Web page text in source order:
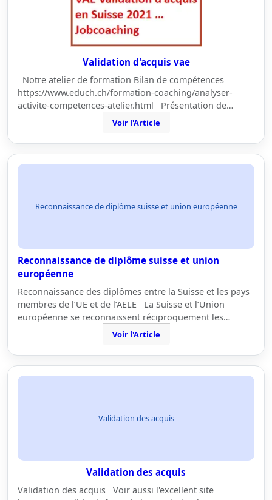
Validation d'acquis vae
Notre atelier de formation Bilan de compétences
https://www.educh.ch/formation-coaching/analyser-
activite-competences-atelier.html Présentation de…
Voir l'Article
Reconnaissance de diplôme suisse et union européenne
Reconnaissance de diplôme suisse et union
européenne
Reconnaissance des diplômes entre la Suisse et les pays
membres de l’UE et de l’AELE La Suisse et l’Union
européenne se reconnaissent réciproquement les…
Voir l'Article
Validation des acquis
Validation des acquis
Validation des acquis Voir aussi l'excellent site